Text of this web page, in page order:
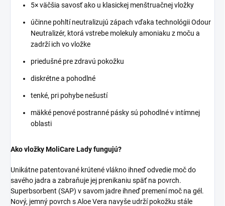
5× väčšia savosť ako u klasickej menštruačnej vložky
účinne pohltí neutralizujú zápach vďaka technológii Odour
Neutralizér, ktorá vstrebe molekuly amoniaku z moču a
zadrží ich vo vložke
priedušné pre zdravú pokožku
diskrétne a pohodlné
tenké, pri pohybe nešustí
mäkké penové postranné pásky sú pohodlné v intímnej
oblasti
Ako vložky MoliCare Lady fungujú?
Unikátne patentované krútené vlákno ihneď odvedie moč do
savého jadra a zabraňuje jej prenikaniu späť na povrch.
Superbsorbent (SAP) v savom jadre ihneď premení moč na gél.
Nový, jemný povrch s Aloe Vera navyše udrží pokožku stále